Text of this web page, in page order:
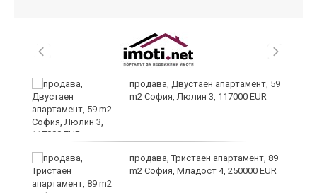
продава, Двустаен апартамент, 59
m2 София, Люлин 3, 117000 EUR
продава, Тристаен апартамент, 89
m2 София, Младост 4, 250000 EUR